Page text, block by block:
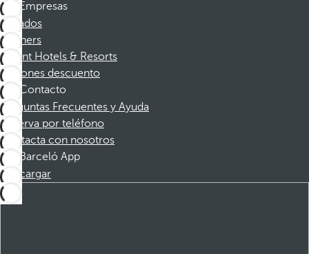
Empresas
Afiliados
Partners
Dorint Hotels & Resorts
Cupones descuento
Contacto
Preguntas Frecuentes y Ayuda
Reserva por teléfono
Contacta con nosotros
Barceló App
Descargar